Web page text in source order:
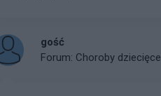
gość
Forum: Choroby dziecięce